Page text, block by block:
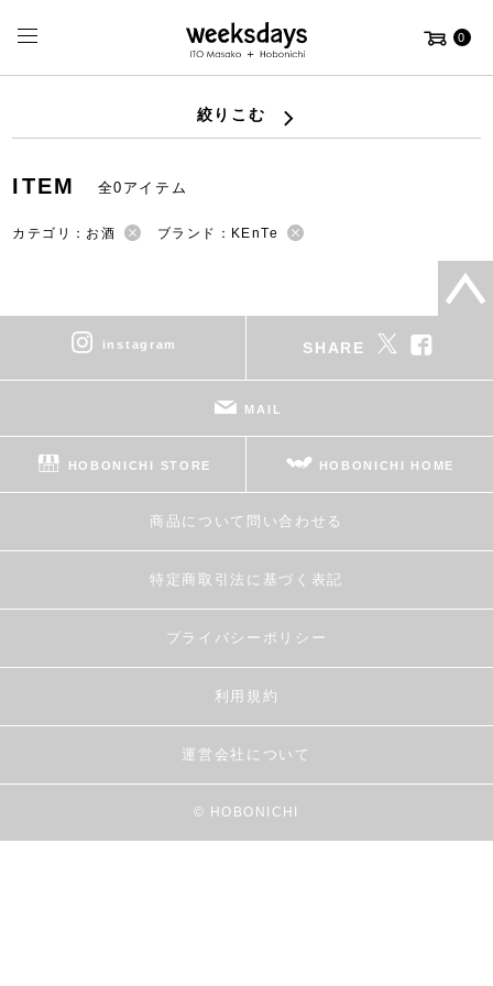
0
絞りこむ
ITEM 全0アイテム
カテゴリ：お酒 ブランド：KEnTe
instagram SHARE
MAIL
HOBONICHI STORE HOBONICHI HOME
商品について問い合わせる
特定商取引法に基づく表記
プライバシーポリシー
利用規約
運営会社について
© HOBONICHI